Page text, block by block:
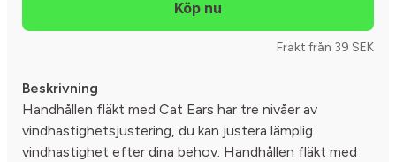
Frakt från 39 SEK
Beskrivning
Handhållen fläkt med Cat Ears har tre nivåer av
vindhastighetsjustering, du kan justera lämplig
vindhastighet efter dina behov. Handhållen fläkt med